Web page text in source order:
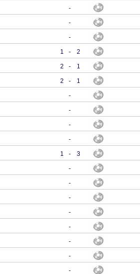
-
-
-
1 - 2
2 - 1
2 - 1
-
-
-
-
1 - 3
-
-
-
-
-
-
-
-